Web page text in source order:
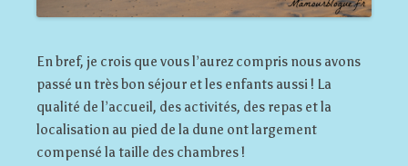
En bref, je crois que vous l’aurez compris nous avons
passé un très bon séjour et les enfants aussi ! La
qualité de l’accueil, des activités, des repas et la
localisation au pied de la dune ont largement
compensé la taille des chambres !